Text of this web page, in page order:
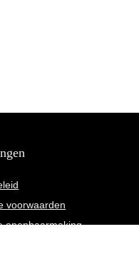
voorwaarden
openbaarmaking